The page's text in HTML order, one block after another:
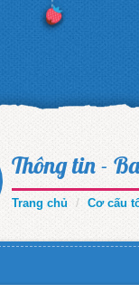
Thông tin -
Trang chủ Cơ cấu